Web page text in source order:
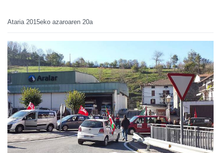
Ataria 2015eko azaroaren 20a